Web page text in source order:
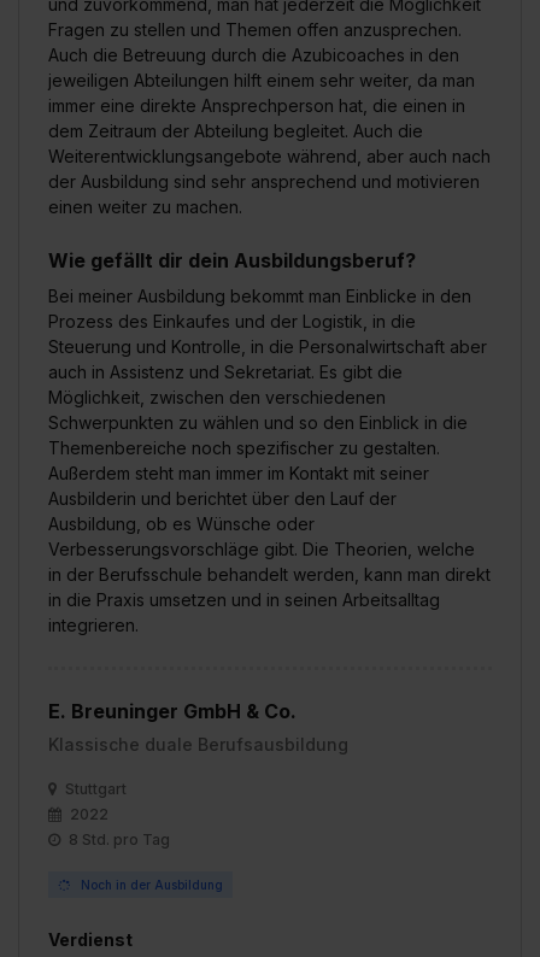
Fragen zu stellen und Themen offen anzusprechen.
Auch die Betreuung durch die Azubicoaches in den
jeweiligen Abteilungen hilft einem sehr weiter, da man
immer eine direkte Ansprechperson hat, die einen in
dem Zeitraum der Abteilung begleitet. Auch die
Weiterentwicklungsangebote während, aber auch nach
der Ausbildung sind sehr ansprechend und motivieren
einen weiter zu machen.
Wie gefällt dir dein Ausbildungsberuf?
Bei meiner Ausbildung bekommt man Einblicke in den
Prozess des Einkaufes und der Logistik, in die
Steuerung und Kontrolle, in die Personalwirtschaft aber
auch in Assistenz und Sekretariat. Es gibt die
Möglichkeit, zwischen den verschiedenen
Schwerpunkten zu wählen und so den Einblick in die
Themenbereiche noch spezifischer zu gestalten.
Außerdem steht man immer im Kontakt mit seiner
Ausbilderin und berichtet über den Lauf der
Ausbildung, ob es Wünsche oder
Verbesserungsvorschläge gibt. Die Theorien, welche
in der Berufsschule behandelt werden, kann man direkt
in die Praxis umsetzen und in seinen Arbeitsalltag
integrieren.
E. Breuninger GmbH & Co.
Klassische duale Berufsausbildung
Stuttgart
2022
8 Std. pro Tag
Noch in der Ausbildung
Verdienst